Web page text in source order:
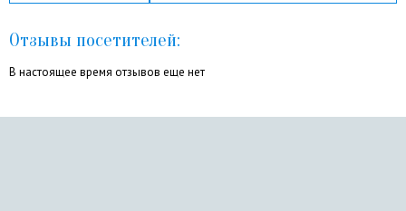
Отзывы посетителей:
В настоящее время отзывов еще нет